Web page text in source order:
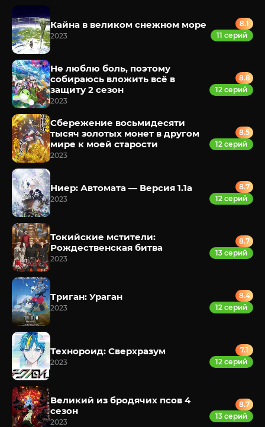
Кайна в великом снежном море
2023
8.1
11 серий
Не люблю боль, поэтому
собираюсь вложить всё в
защиту 2 сезон
2023
8.8
12 серий
Сбережение восьмидесяти
тысяч золотых монет в другом
мире к моей старости
2023
8.5
12 серий
Ниер: Автомата — Версия 1.1а
2023
8.7
12 серий
Токийские мстители:
Рождественская битва
2023
8.7
13 серий
Триган: Ураган
2023
8.4
12 серий
Технороид: Сверхразум
2023
7.1
12 серий
Великий из бродячих псов 4
сезон
2023
8.7
13 серий